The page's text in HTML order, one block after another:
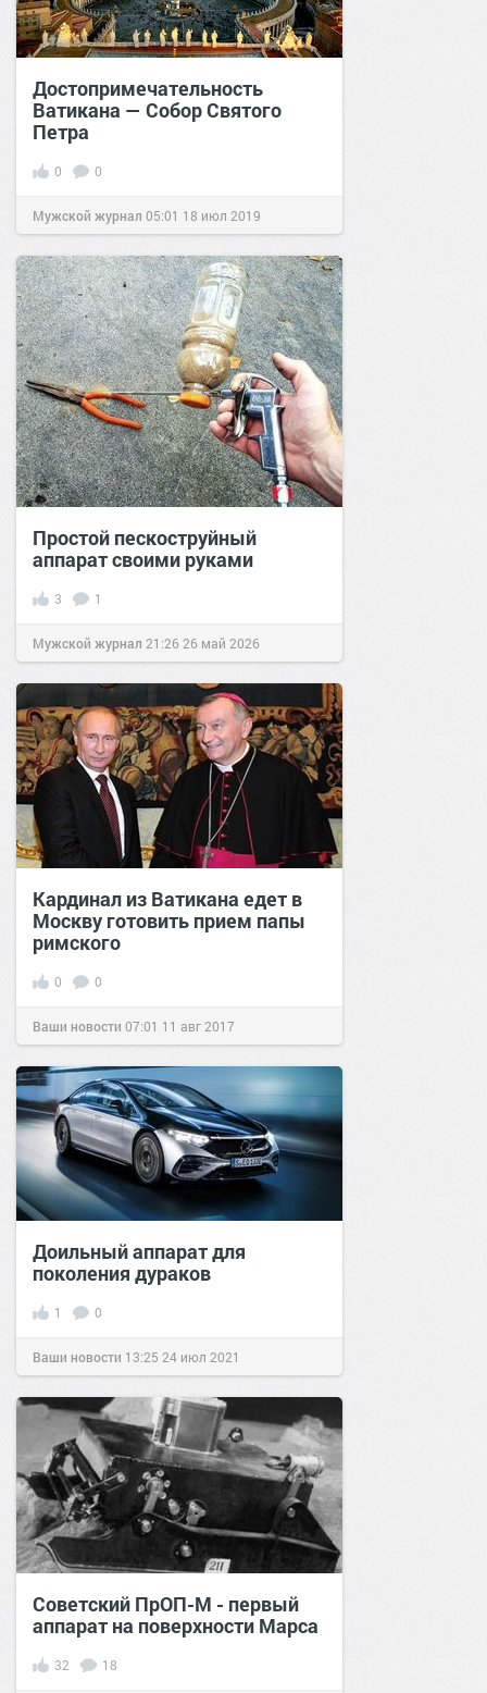
Достопримечательность
Ватикана — Собор Святого
Петра
0 0
Мужской журнал 05:01 18 июл 2019
Простой пескоструйный
аппарат своими руками
3 1
Мужской журнал 21:26 26 май 2026
Кардинал из Ватикана едет в
Москву готовить прием папы
римского
0 0
Ваши новости 07:01 11 авг 2017
Доильный аппарат для
поколения дураков
1 0
Ваши новости 13:25 24 июл 2021
Советский ПрОП-М - первый
аппарат на поверхности Марса
32 18